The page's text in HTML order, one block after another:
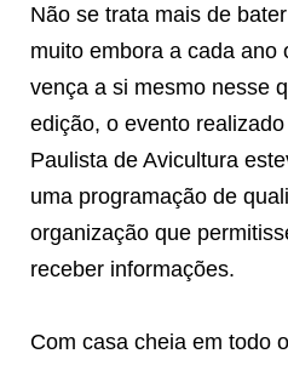
Não se trata mais de
muito embora a cada ano
vença a si mesmo nesse
edição, o evento
Paulista de Avicultura
uma programação de
organização que
receber informações.
Com casa cheia em todo